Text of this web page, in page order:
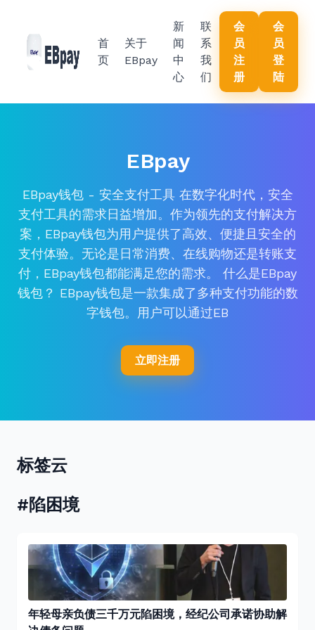
首
页
关于
EBpay
新
闻
中
心
联
系
我
们
会
员
注
册
会
员
登
陆
EBpay
EBpay钱包 - 安全支付工具 在数字化时代，安全
支付工具的需求日益增加。作为领先的支付解决方
案，EBpay钱包为用户提供了高效、便捷且安全的
支付体验。无论是日常消费、在线购物还是转账支
付，EBpay钱包都能满足您的需求。 什么是EBpay
钱包？ EBpay钱包是一款集成了多种支付功能的数
字钱包。用户可以通过EB
立即注册
标签云
#陷困境
年轻母亲负债三千万元陷困境，经纪公司承诺协助解